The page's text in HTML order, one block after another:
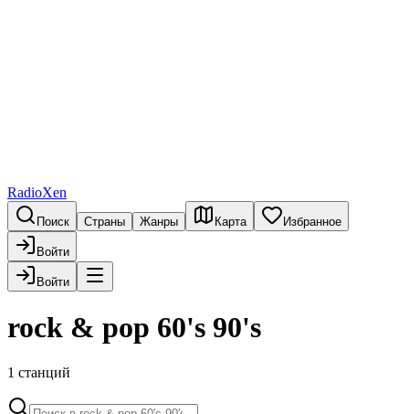
RadioXen
Поиск Страны Жанры Карта Избранное
Войти
Войти
rock & pop 60's 90's
1 станций